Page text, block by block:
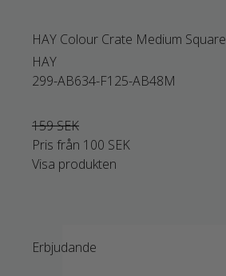
HAY Colour Crate Medium Square
HAY
299-AB634-F125-AB48M
159 SEK
Pris från 100 SEK
Visa produkten
Erbjudande